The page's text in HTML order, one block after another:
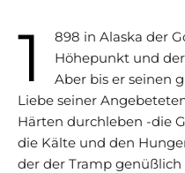
1
898 in Alaska der
Höhepunkt und
Aber bis er seinen
Liebe seiner
Härten durchleben -die
die Kälte und den
der der Tramp genüßlich